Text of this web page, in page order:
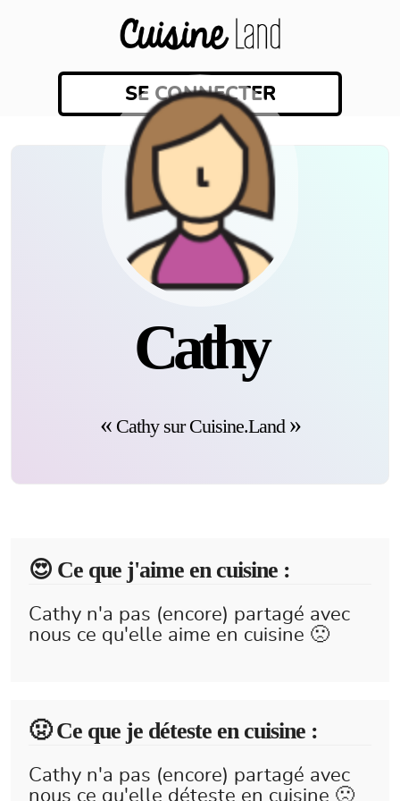
SE CONNECTER
Cathy
Cathy sur Cuisine.Land
😍️ Ce que j'aime en cuisine :
Cathy n'a pas (encore) partagé avec
nous ce qu'elle aime en cuisine 🙁
🤢 Ce que je déteste en cuisine :
Cathy n'a pas (encore) partagé avec
nous ce qu'elle déteste en cuisine 🙁